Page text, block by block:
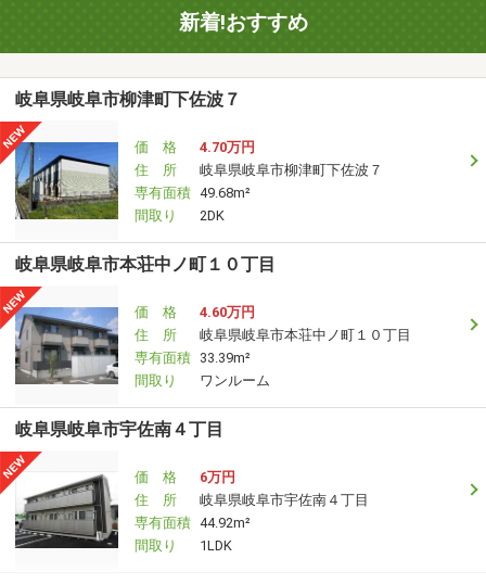
新着!おすすめ
岐阜県岐阜市柳津町下佐波７
価 格
4.70万円
住 所
岐阜県岐阜市柳津町下佐波７
専有面積 49.68m²
間取り
2DK
岐阜県岐阜市本荘中ノ町１０丁目
価 格
4.60万円
住 所
岐阜県岐阜市本荘中ノ町１０丁目
専有面積 33.39m²
間取り
ワンルーム
岐阜県岐阜市宇佐南４丁目
価 格
6万円
住 所
岐阜県岐阜市宇佐南４丁目
専有面積 44.92m²
間取り
1LDK